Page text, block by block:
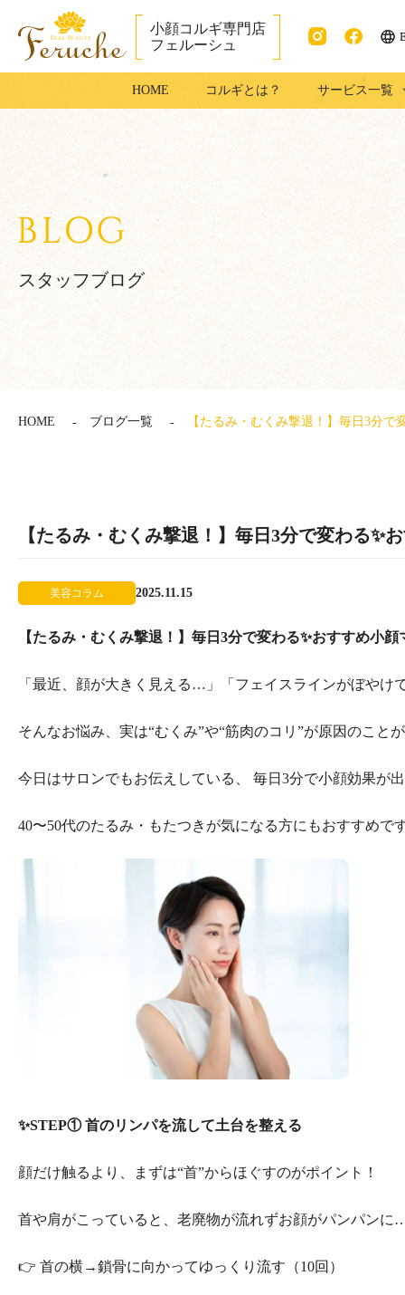
成田市で小顔コ
小顔コルギ専門店
フェルーシュ
ram
ook
HOME コルギとは？ サービス一覧
スタッフブログ
HOME ブログ一覧 【たるみ・むくみ撃退！】毎日3分で
【たるみ・むくみ撃退！】毎日3分で変わる✨
美容コラム 2025.11.15
【たるみ・むくみ撃退！】毎日3分で変わる✨おすすめ小顔
「最近、顔が大きく見える…」「フェイスラインがぼやけ
そんなお悩み、実は“むくみ”や“筋肉のコリ”が原因のこと
今日はサロンでもお伝えしている、 毎日3分で小顔効果が
40〜50代のたるみ・もたつきが気になる方にもおすすめで
✨STEP① 首のリンパを流して土台を整える
顔だけ触るより、まずは“首”からほぐすのがポイント！
首や肩がこっていると、老廃物が流れずお顔がパンパンに
👉 首の横→鎖骨に向かってゆっくり流す（10回）